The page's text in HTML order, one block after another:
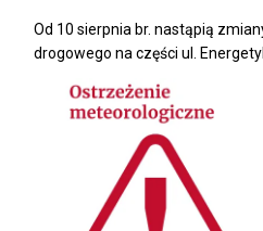
Od 10 sierpnia br. nastąpią
drogowego na części ul.